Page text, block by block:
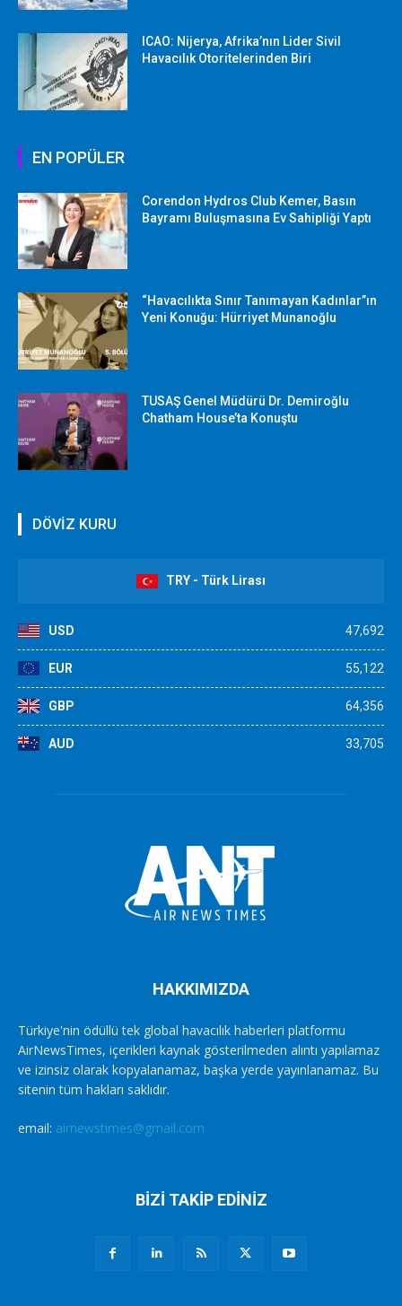
ICAO: Nijerya, Afrika’nın Lider Sivil
Havacılık Otoritelerinden Biri
EN POPÜLER
Corendon Hydros Club Kemer, Basın
Bayramı Buluşmasına Ev Sahipliği Yaptı
“Havacılıkta Sınır Tanımayan Kadınlar”ın
Yeni Konuğu: Hürriyet Munanoğlu
TUSAŞ Genel Müdürü Dr. Demiroğlu
Chatham House’ta Konuştu
DÖVİZ KURU
TRY - Türk Lirası
USD 47,692
EUR 55,122
GBP 64,356
AUD 33,705
HAKKIMIZDA
Türkiye'nin ödüllü tek global havacılık haberleri platformu
AirNewsTimes, içerikleri kaynak gösterilmeden alıntı yapılamaz
ve izinsiz olarak kopyalanamaz, başka yerde yayınlanamaz. Bu
sitenin tüm hakları saklıdır.
email: airnewstimes@gmail.com
BİZİ TAKİP EDİNİZ